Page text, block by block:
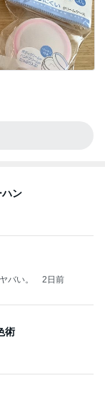
ハン
バい。 2日前
術